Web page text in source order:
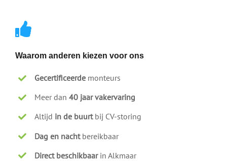
Waarom anderen kiezen voor ons
Gecertificeerde monteurs
Meer dan40 jaar vakervaring
Altijd in de buurtbij CV-storing
Dag en nachtbereikbaar
Direct beschikbaarin Alkmaar